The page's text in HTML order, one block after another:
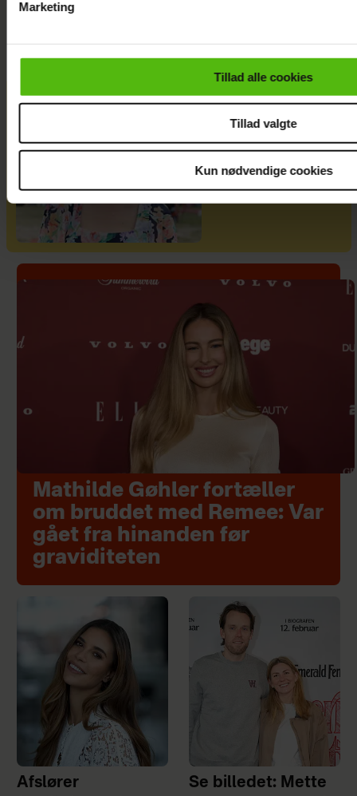
cookiepolitik.
Marketing
Tillad alle cookies
Tillad valgte
Kun nødvendige cookies
Mai Manniche
afslører ny
Mathilde Gøhler fortæller
om bruddet med Remee: Var
gået fra hinanden før
graviditeten
Afslører
Se billedet: Mette